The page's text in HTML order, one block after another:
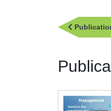
de
l’article